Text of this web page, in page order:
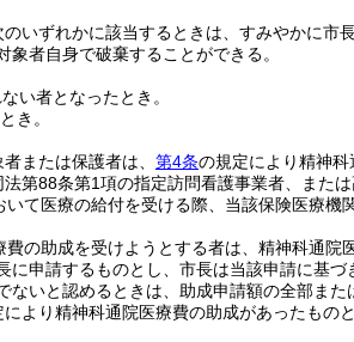
いずれかに該当するときは、すみやかに市
者自身で破棄することができる。
い者となったとき。
き。
または保護者は、 第4条の規定により精神
第88条第1項の指定訪問看護事業者、また
いて医療の給付を受ける際、当該保険医療機
費の助成を受けようとする者は、精神科通院
申請するものとし、市長は当該申請に基づ
いと認めるときは、助成申請額の全部また
により精神科通院医療費の助成があったもの